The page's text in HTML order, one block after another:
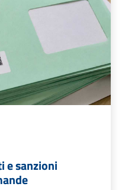
e sanzioni